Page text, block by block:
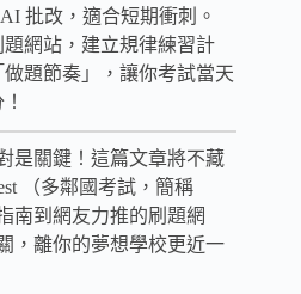
批改，適合短期衝刺。
網站，建立規律練習計
題節奏」，讓你考試當天
是關鍵！這篇文章將不藏
（多鄰國考試，簡稱
南到網友力推的刷題網
，離你的夢想學校更近一